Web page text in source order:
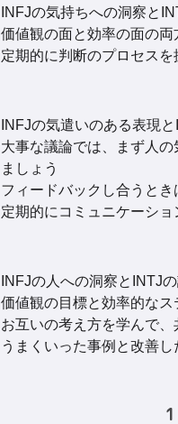
INFJの気持ちへの洞察と
価値観の面と効率の面の
定期的に判断のプロセス
INFJの気遣いのある表現
大事な議論では、まず人
ましょう
フィードバックし合うと
定期的にコミュニケーシ
INFJの人への洞察とINTJ
価値観の目標と効率的な
お互いの考え方を学んで
うまくいった事例と改善